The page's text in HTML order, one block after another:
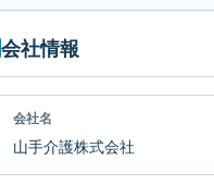
会社情報
会社名
山手介護株式会社